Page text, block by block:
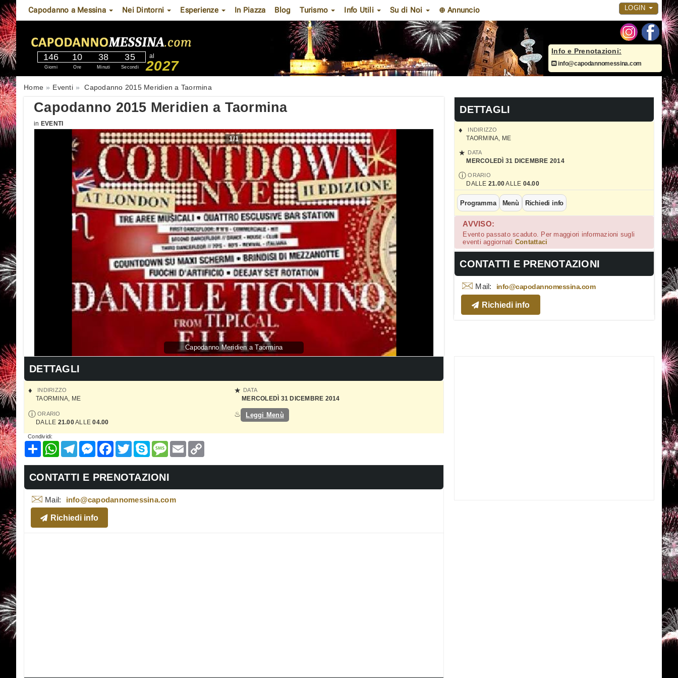
Capodanno a Messina Nei Dintorni Esperienze In Piazza Blog Turismo Info Utili Su di Noi ⊕ Annuncio LOGIN
146
Giorni
10
Ore
38
Minuti
34
Secondi
al
2027
Info e Prenotazioni:
info@capodannomessina.com
Home Eventi Capodanno 2015 Meridien a Taormina
Capodanno 2015 Meridien a Taormina
in EVENTI
1/1
Capodanno Meridien a Taormina
DETTAGLI
INDIRIZZO
TAORMINA, ME
DATA
MERCOLEDÌ 31 DICEMBRE 2014
ORARIO
DALLE 21.00ALLE 04.00
Programma Menù Richiedi info
AVVISO:
Evento passato scaduto. Per maggiori informazioni sugli
eventi aggiornati Contattaci
CONTATTI E PRENOTAZIONI
Mail: info@capodannomessina.com
Richiedi info
DETTAGLI
INDIRIZZO
TAORMINA ME
DATA
MERCOLEDÌ 31 DICEMBRE 2014
ORARIO
DALLE 21.00ALLE04.00
Leggi Menù
Condividi:
CondividiWhatsAppTelegramMessenger
Facebook
TwitterSkypeMessage
Email
CONTATTI E PRENOTAZIONI
Mail: info@capodannomessina.com
Richiedi info